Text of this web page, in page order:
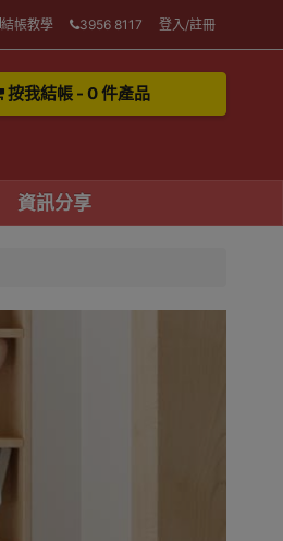
結帳教學 3956 8117 登入/註冊
按我結帳 - 0 件產品
資訊分享